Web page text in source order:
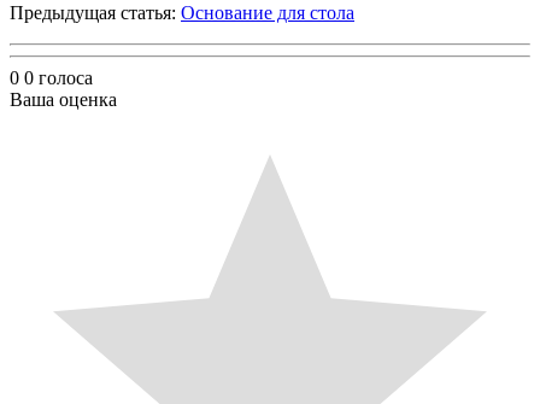
Предыдущая статья: Основание для стола
0 0 голоса
Ваша оценка